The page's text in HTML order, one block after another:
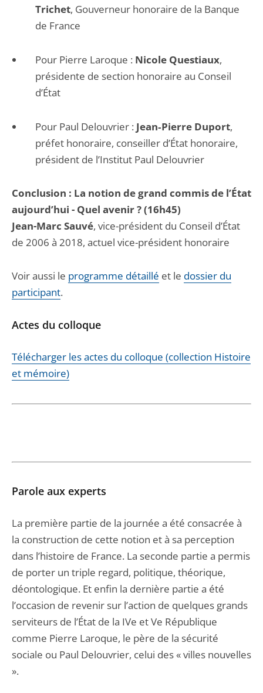
Trichet, Gouverneur honoraire de la Banque
de France
Pour Pierre Laroque : Nicole Questiaux,
présidente de section honoraire au Conseil
d’État
Pour Paul Delouvrier : Jean‐Pierre Duport,
préfet honoraire, conseiller d’État honoraire,
président de l’Institut Paul Delouvrier
Conclusion : La notion de grand commis de l’État
aujourd’hui - Quel avenir ? (16h45)
Jean-Marc Sauvé, vice-président du Conseil d’État
de 2006 à 2018, actuel vice-président honoraire
Voir aussi le programme détaillé et le dossier du
participant.
Actes du colloque
Télécharger les actes du colloque (collection Histoire
et mémoire)
Parole aux experts
La première partie de la journée a été consacrée à
la construction de cette notion et à sa perception
dans l’histoire de France. La seconde partie a permis
de porter un triple regard, politique, théorique,
déontologique. Et enfin la dernière partie a été
l’occasion de revenir sur l’action de quelques grands
serviteurs de l’État de la IVe et Ve République
comme Pierre Laroque, le père de la sécurité
sociale ou Paul Delouvrier, celui des « villes nouvelles
».